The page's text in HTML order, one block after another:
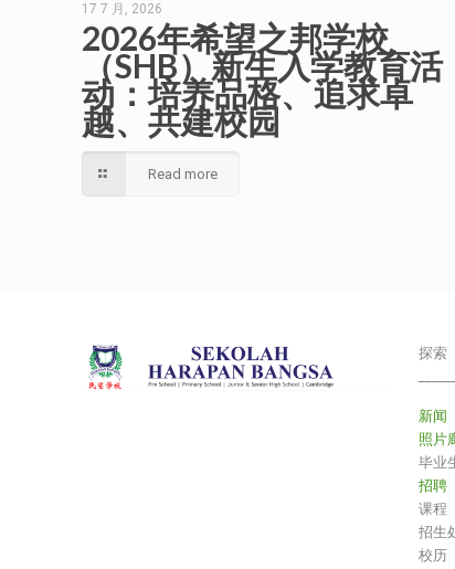
17 7 月, 2026
2026年希望之邦学校
（SHB）新生入学教育活
动：培养品格、追求卓
越、共建校园
Read more
探索
新闻
照片
毕业
招聘
课程
招生
校历